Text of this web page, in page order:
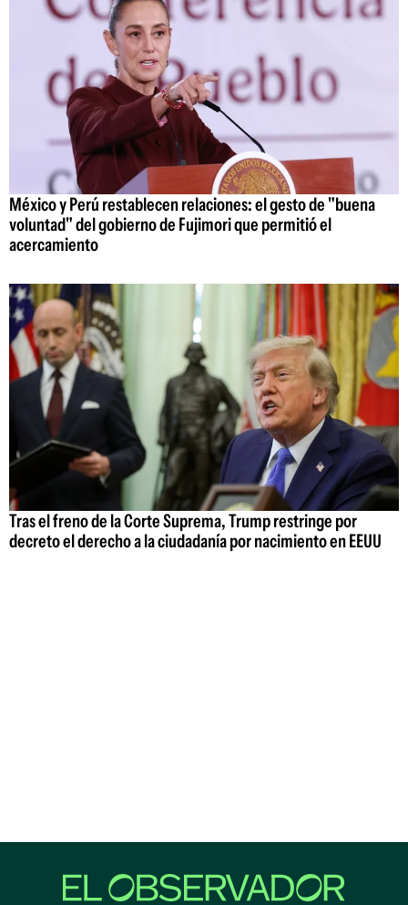
México y Perú restablecen relaciones: el gesto de "buena
voluntad" del gobierno de Fujimori que permitió el
acercamiento
Tras el freno de la Corte Suprema, Trump restringe por
decreto el derecho a la ciudadanía por nacimiento en EEUU